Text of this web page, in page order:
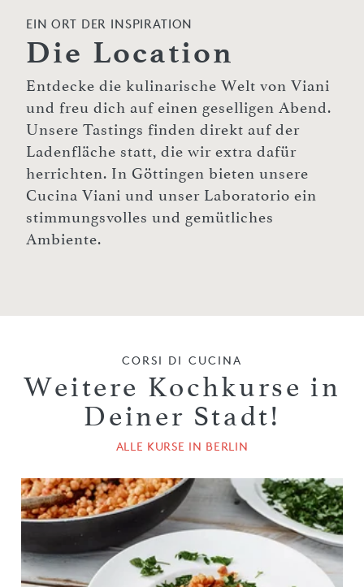
EIN ORT DER INSPIRATION
Die Location
Entdecke die kulinarische Welt von Viani
und freu dich auf einen geselligen Abend.
Unsere Tastings finden direkt auf der
Ladenfläche statt, die wir extra dafür
herrichten. In Göttingen bieten unsere
Cucina Viani und unser Laboratorio ein
stimmungsvolles und gemütliches
Ambiente.
CORSI DI CUCINA
Weitere Kochkurse in
Deiner Stadt!
ALLE KURSE IN BERLIN